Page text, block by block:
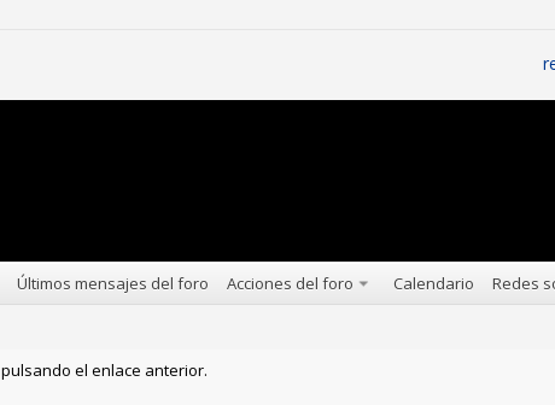
Últimos mensajes del foro Acciones del foro Calendario Redes
pulsando el enlace anterior.